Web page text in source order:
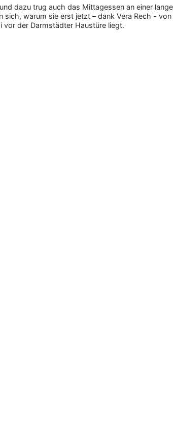
dazu trug auch das Mittagessen an einer
sich, warum sie erst jetzt – dank Vera Rech -
vor der Darmstädter Haustüre liegt.